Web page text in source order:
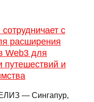
с
расширения
Web3 для
путешествий и
— Сингапур,